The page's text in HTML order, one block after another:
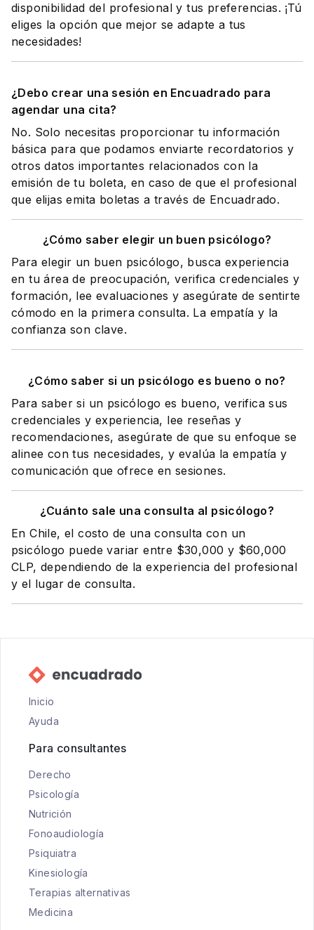
disponibilidad del profesional y tus preferencias. ¡Tú
eliges la opción que mejor se adapte a tus
necesidades!
¿Debo crear una sesión en Encuadrado para
agendar una cita?
No. Solo necesitas proporcionar tu información
básica para que podamos enviarte recordatorios y
otros datos importantes relacionados con la
emisión de tu boleta, en caso de que el profesional
que elijas emita boletas a través de Encuadrado.
¿Cómo saber elegir un buen psicólogo?
Para elegir un buen psicólogo, busca experiencia
en tu área de preocupación, verifica credenciales y
formación, lee evaluaciones y asegúrate de sentirte
cómodo en la primera consulta. La empatía y la
confianza son clave.
¿Cómo saber si un psicólogo es bueno o no?
Para saber si un psicólogo es bueno, verifica sus
credenciales y experiencia, lee reseñas y
recomendaciones, asegúrate de que su enfoque se
alinee con tus necesidades, y evalúa la empatía y
comunicación que ofrece en sesiones.
¿Cuánto sale una consulta al psicólogo?
En Chile, el costo de una consulta con un
psicólogo puede variar entre $30,000 y $60,000
CLP, dependiendo de la experiencia del profesional
y el lugar de consulta.
Inicio
Ayuda
Para consultantes
Derecho
Psicología
Nutrición
Fonoaudiología
Psiquiatra
Kinesiología
Terapias alternativas
Medicina